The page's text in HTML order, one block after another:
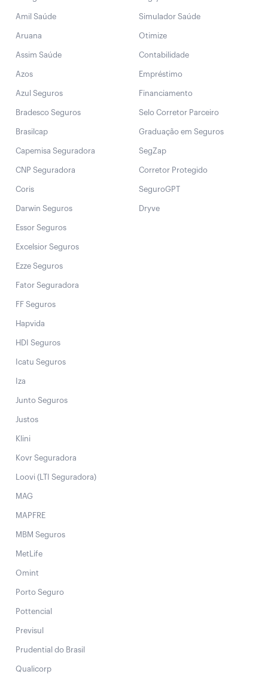
Amil Saúde
Aruana
Assim Saúde
Azos
Azul Seguros
Bradesco Seguros
Brasilcap
Capemisa Seguradora
CNP Seguradora
Coris
Darwin Seguros
Essor Seguros
Excelsior Seguros
Ezze Seguros
Fator Seguradora
FF Seguros
Hapvida
HDI Seguros
Icatu Seguros
Iza
Junto Seguros
Justos
Klini
Kovr Seguradora
Loovi (LTI Seguradora)
MAG
MAPFRE
MBM Seguros
MetLife
Omint
Porto Seguro
Pottencial
Previsul
Prudential do Brasil
Qualicorp
Simulador Saúde
Otimize
Contabilidade
Empréstimo
Financiamento
Selo Corretor Parceiro
Graduação em Seguros
SegZap
Corretor Protegido
SeguroGPT
Dryve